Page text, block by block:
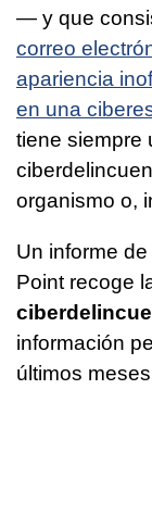
— y que
correo
apariencia
en una
tiene siempre
organismo o,
Un informe
Point recoge
información
últimos